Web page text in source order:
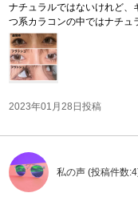
ナチュラルではないけれど、
つ系カラコンの中ではナチュ
2023年01月28日投稿
私の声 (投稿件数